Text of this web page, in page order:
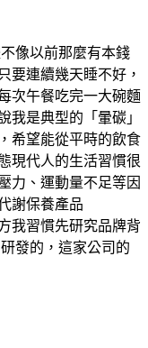
像以前那麼有本錢
要連續幾天睡不好，
次午餐吃完一大碗麵
我是典型的「暈碳」
希望能從平時的飲食
現代人的生活習慣很
力、運動量不足等因
謝保養產品
我習慣先研究品牌背
發的，這家公司的